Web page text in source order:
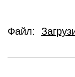
Файл: